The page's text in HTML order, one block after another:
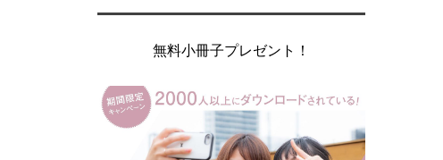
無料小冊子プレゼント！